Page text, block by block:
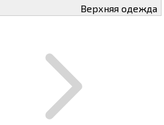
Верхняя одежда